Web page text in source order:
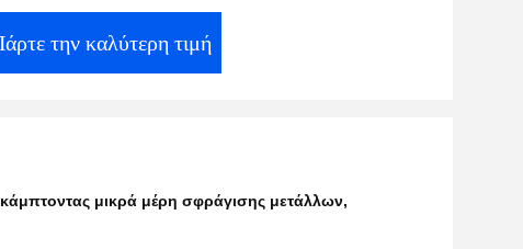
την καλύτερη τιμή
μικρά μέρη σφράγισης μετάλλων,